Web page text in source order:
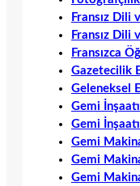
Fransız Dili
Fransız Dili
Fransızca
Gazetecilik
Geleneksel
Gemi
Gemi
Gemi
Gemi
Gemi